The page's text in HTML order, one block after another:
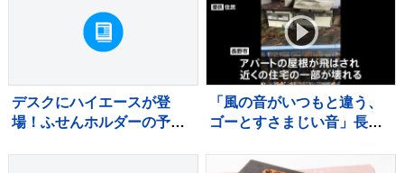
デスクにハイエースが登
場！ふせんホルダーの予約
「風の音がいつもと違う、
ゴーとすさまじい音」長野
住宅損壊 最大瞬間風速19.9